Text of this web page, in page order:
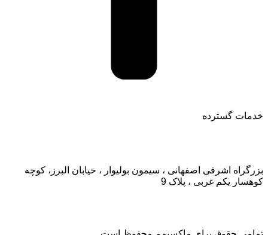
خدمات گسترده
بزرگراه اشرفی اصفهانی ، سیمون بولیوار ، خیابان البرز، کوچه
کوهسار یکم غربی ، پلاک 9